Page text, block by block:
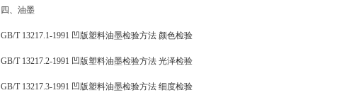
四、油墨
GB/T 13217.1-1991 凹版塑料油墨检验方法 颜色检验
GB/T 13217.2-1991 凹版塑料油墨检验方法 光泽检验
GB/T 13217.3-1991 凹版塑料油墨检验方法 细度检验